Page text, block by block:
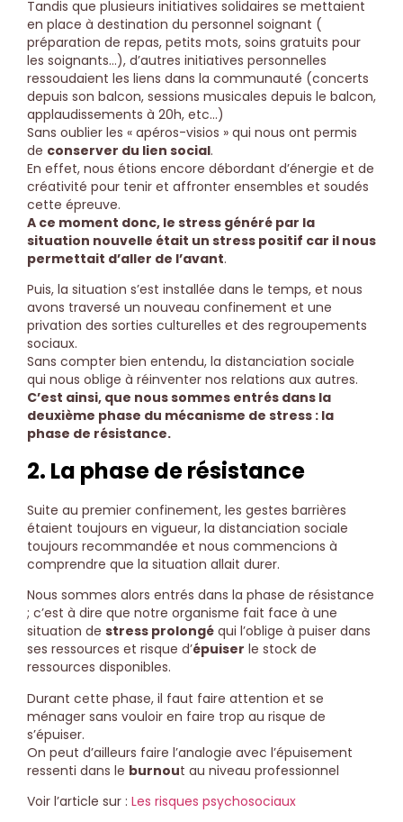
Tandis que plusieurs initiatives solidaires se mettaient
en place à destination du personnel soignant (
préparation de repas, petits mots, soins gratuits pour
les soignants…), d’autres initiatives personnelles
ressoudaient les liens dans la communauté (concerts
depuis son balcon, sessions musicales depuis le balcon,
applaudissements à 20h, etc…)
Sans oublier les « apéros-visios » qui nous ont permis
de conserver du lien social.
En effet, nous étions encore débordant d’énergie et de
créativité pour tenir et affronter ensembles et soudés
cette épreuve.
A ce moment donc, le stress généré par la
situation nouvelle était un stress positif car il nous
permettait d’aller de l’avant.
Puis, la situation s’est installée dans le temps, et nous
avons traversé un nouveau confinement et une
privation des sorties culturelles et des regroupements
sociaux.
Sans compter bien entendu, la distanciation sociale
qui nous oblige à réinventer nos relations aux autres.
C’est ainsi, que nous sommes entrés dans la
deuxième phase du mécanisme de stress : la
phase de résistance.
2. La phase de résistance
Suite au premier confinement, les gestes barrières
étaient toujours en vigueur, la distanciation sociale
toujours recommandée et nous commencions à
comprendre que la situation allait durer.
Nous sommes alors entrés dans la phase de résistance
; c’est à dire que notre organisme fait face à une
situation de stress prolongé qui l’oblige à puiser dans
ses ressources et risque d’épuiser le stock de
ressources disponibles.
Durant cette phase, il faut faire attention et se
ménager sans vouloir en faire trop au risque de
s’épuiser.
On peut d’ailleurs faire l’analogie avec l’épuisement
ressenti dans le burnout au niveau professionnel
Voir l’article sur : Les risques psychosociaux